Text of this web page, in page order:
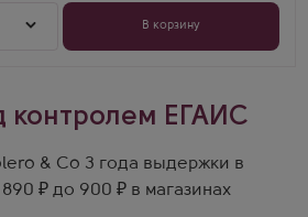
В корзину
контролем ЕГАИС
& Co 3 года выдержки в
₽ до 900 ₽ в магазинах